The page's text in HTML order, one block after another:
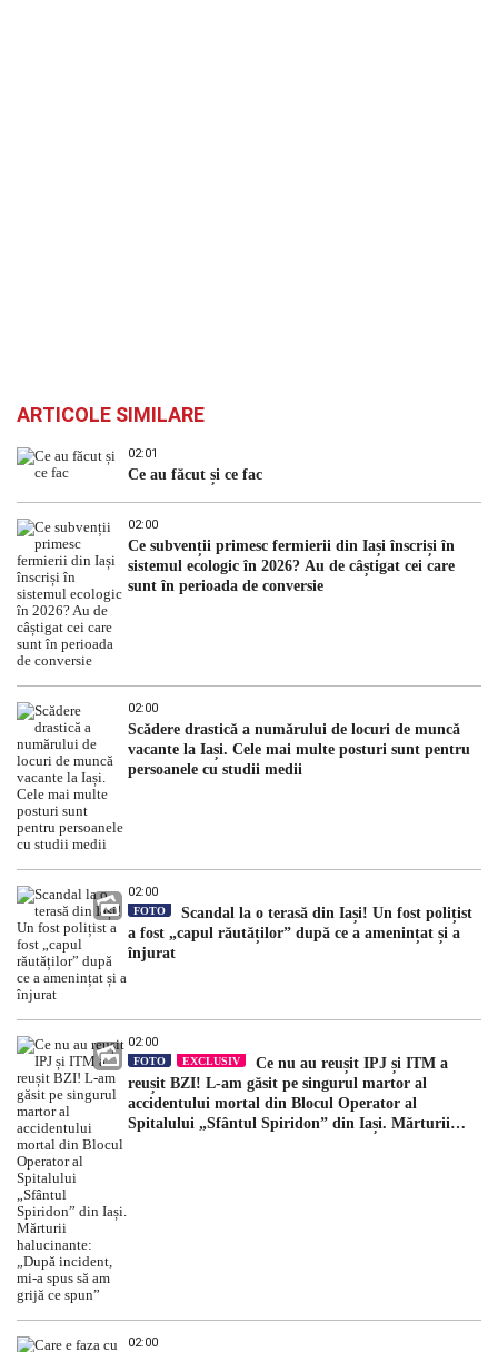
ARTICOLE SIMILARE
02:01
Ce au făcut și ce fac
02:00
Ce subvenții primesc fermierii din Iași înscriși în
sistemul ecologic în 2026? Au de câștigat cei care
sunt în perioada de conversie
02:00
Scădere drastică a numărului de locuri de muncă
vacante la Iași. Cele mai multe posturi sunt pentru
persoanele cu studii medii
02:00
FOTO
Scandal la o terasă din Iași! Un fost polițist
a fost „capul răutăților” după ce a amenințat și a
înjurat
02:00
FOTO EXCLUSIV
Ce nu au reușit IPJ și ITM a
reușit BZI! L-am găsit pe singurul martor al
accidentului mortal din Blocul Operator al
Spitalului „Sfântul Spiridon” din Iași. Mărturii
02:00